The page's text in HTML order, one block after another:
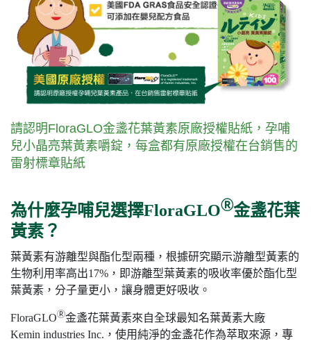
請認明FloraGLO金盞花葉黃素原廠授權貼紙，孕哺
兒小晶亮葉黃素嚼錠，每盒都有原廠授權在台銷售的
雷射標章貼紙
為什麼孕哺兒選擇FloraGLOⓇ金盞花葉
黃素？
葉黃素有游離型與酯化型兩種，根據研究顯示游離型黃素的
生物利用率高出17%，即游離型葉黃素的吸收率優於酯化型
葉黃素，分子量更小，讓身體更好吸收。
FloraGLOⓇ金盞花葉黃素來自全球最知名葉黃素大廠
Kemin industries Inc.，使用純淨的金盞花作為萃取來源，專